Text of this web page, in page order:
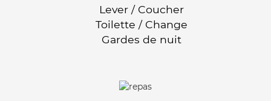
Lever / Coucher
Toilette / Change
Gardes de nuit